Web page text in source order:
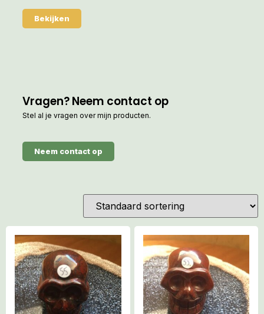
Bekijken
Vragen? Neem contact op
Stel al je vragen over mijn producten.
Neem contact op